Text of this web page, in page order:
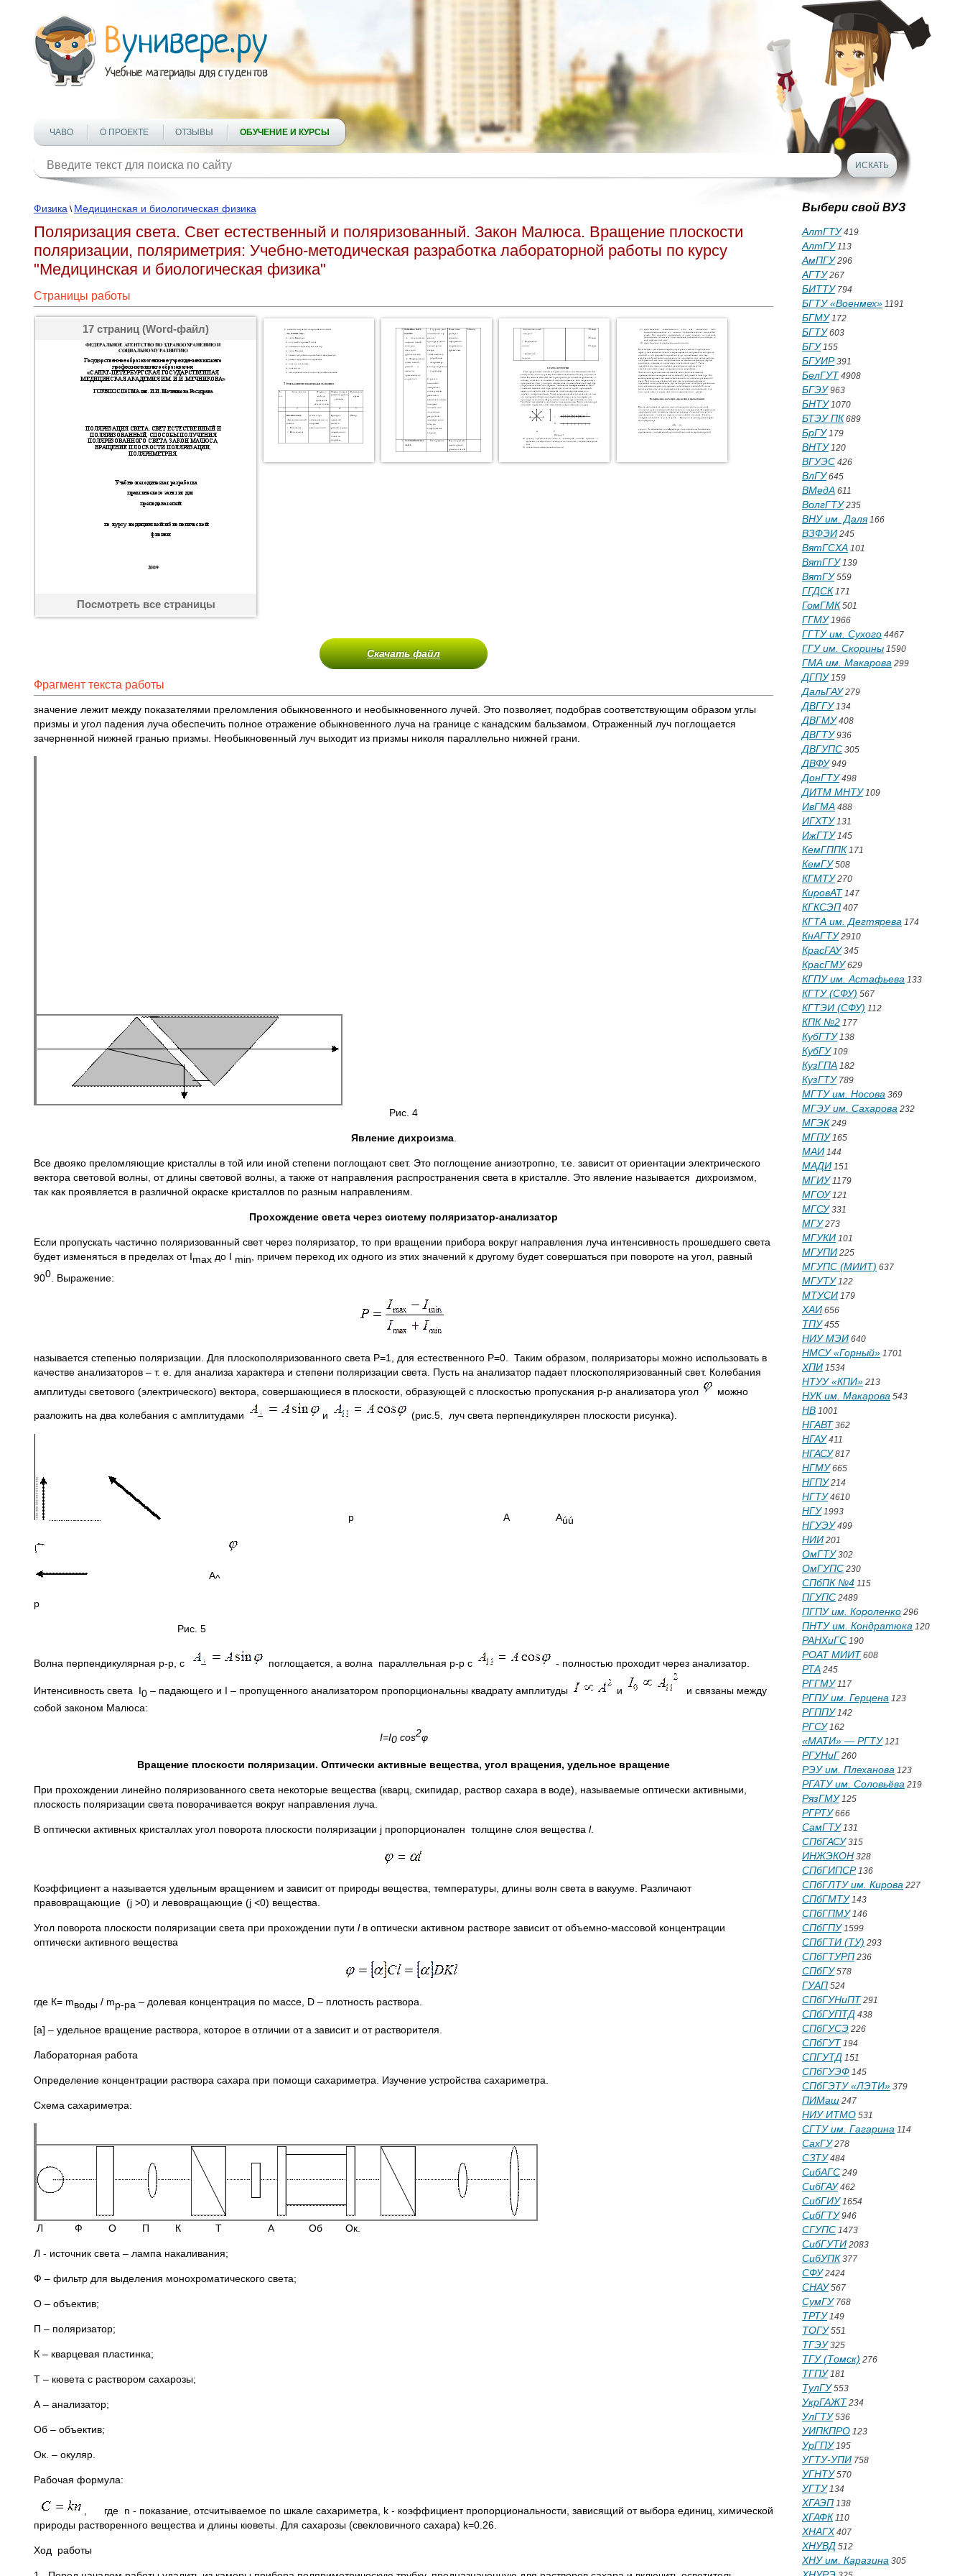
ЧАВО О ПРОЕКТЕ ОТЗЫВЫ ОБУЧЕНИЕ И КУРСЫ
Физика \ Медицинская и биологическая физика
Поляризация света. Свет естественный и поляризованный. Закон Малюса. Вращение плоскости
поляризации, поляриметрия: Учебно-методическая разработка лабораторной работы по курсу
"Медицинская и биологическая физика"
Страницы работы
17 страниц (Word-файл)
Посмотреть все страницы
Скачать файл
Фрагмент текста работы
значение лежит между показателями преломления обыкновенного и необыкновенного лучей. Это позволяет, подобрав соответствующим образом углы
призмы и угол падения луча обеспечить полное отражение обыкновенного луча на границе с канадским бальзамом. Отраженный луч поглощается
зачерненной нижней гранью призмы. Необыкновенный луч выходит из призмы николя параллельно нижней грани.
Рис. 4
Явление дихроизма.
Все двояко преломляющие кристаллы в той или иной степени поглощают свет. Это поглощение анизотропно, т.е. зависит от ориентации электрического
вектора световой волны, от длины световой волны, а также от направления распространения света в кристалле. Это явление называется дихроизмом,
так как проявляется в различной окраске кристаллов по разным направлениям.
Прохождение света через систему поляризатор-анализатор
Если пропускать частично поляризованный свет через поляризатор, то при вращении прибора вокруг направления луча интенсивность прошедшего света
будет изменяться в пределах от Imax до I min , причем переход их одного из этих значений к другому будет совершаться при повороте на угол, равный
900 . Выражение:
называется степенью поляризации. Для плоскополяризованного света Р=1, для естественного Р=0. Таким образом, поляризаторы можно использовать в
качестве анализаторов – т. е. для анализа характера и степени поляризации света. Пусть на анализатор падает плоскополяризованный свет. Колебания
амплитуды светового (электрического) вектора, совершающиеся в плоскости, образующей с плоскостью пропускания р-р анализатора угол
можно
разложить на два колебания с амплитудами и (рис.5, луч света перпендикулярен плоскости рисунка).
р А Аúú
А^
р
Рис. 5
Волна перпендикулярная р-р, с поглощается, а волна параллельная р-р с - полностью проходит через анализатор.
Интенсивность света I0 – падающего и I – пропущенного анализатором пропорциональны квадрату амплитуды и
и связаны между
собой законом Малюса:
I=I0 cos2φ
Вращение плоскости поляризации. Оптически активные вещества, угол вращения, удельное вращение
При прохождении линейно поляризованного света некоторые вещества (кварц, скипидар, раствор сахара в воде), называемые оптически активными,
плоскость поляризации света поворачивается вокруг направления луча.
В оптически активных кристаллах угол поворота плоскости поляризации j пропорционален толщине слоя вещества l.
Коэффициент a называется удельным вращением и зависит от природы вещества, температуры, длины волн света в вакууме. Различают
правовращающие (j >0) и левовращающие (j <0) вещества.
Угол поворота плоскости поляризации света при прохождении пути lв оптически активном растворе зависит от объемно-массовой концентрации
оптически активного вещества
где К= mводы / mр-ра – долевая концентрация по массе, D – плотность раствора.
[a] – удельное вращение раствора, которое в отличии от a зависит и от растворителя.
Лабораторная работа
Определение концентрации раствора сахара при помощи сахариметра. Изучение устройства сахариметра.
Схема сахариметра:
Л Ф О П К Т А Об Ок.
Л - источник света – лампа накаливания;
Ф – фильтр для выделения монохроматического света;
О – объектив;
П – поляризатор;
К – кварцевая пластинка;
Т – кювета с раствором сахарозы;
А – анализатор;
Об – объектив;
Ок. – окуляр.
Рабочая формула:
, где n - показание, отсчитываемое по шкале сахариметра, k - коэффициент пропорциональности, зависящий от выбора единиц, химической
природы растворенного вещества и длины кюветы. Для сахарозы (свекловичного сахара) k=0.26.
Ход работы
Выбери свой ВУЗ
АлтГТУ419
АлтГУ113
АмПГУ296
АГТУ267
БИТТУ794
БГТУ «Военмех» 1191
БГМУ172
БГТУ603
БГУ155
БГУИР391
БелГУТ 4908
БГЭУ963
БНТУ1070
БТЭУ ПК 689
БрГУ179
ВНТУ120
ВГУЭС 426
ВлГУ645
ВМедА 611
ВолгГТУ235
ВНУ им. Даля166
ВЗФЭИ 245
ВятГСХА 101
ВятГГУ139
ВятГУ559
ГГДСК 171
ГомГМК 501
ГГМУ1966
ГГТУ им. Сухого 4467
ГГУ им. Скорины 1590
ГМА им. Макарова 299
ДГПУ159
ДальГАУ279
ДВГГУ134
ДВГМУ408
ДВГТУ936
ДВГУПС 305
ДВФУ949
ДонГТУ498
ДИТМ МНТУ109
ИвГМА 488
ИГХТУ131
ИжГТУ145
КемГППК 171
КемГУ508
КГМТУ270
КировАТ 147
КГКСЭП 407
КГТА им. Дегтярева 174
КнАГТУ2910
КрасГАУ345
КрасГМУ629
КГПУ им. Астафьева 133
КГТУ (СФУ) 567
КГТЭИ (СФУ) 112
КПК №2 177
КубГТУ138
КубГУ109
КузГПА 182
КузГТУ789
МГТУ им. Носова 369
МГЭУ им. Сахарова 232
МГЭК 249
МГПУ165
МАИ 144
МАДИ 151
МГИУ1179
МГОУ121
МГСУ331
МГУ273
МГУКИ 101
МГУПИ 225
МГУПС (МИИТ) 637
МГУТУ122
МТУСИ 179
ХАИ 656
ТПУ455
НИУ МЭИ 640
НМСУ «Горный» 1701
ХПИ 1534
НТУУ «КПИ» 213
НУК им. Макарова 543
НВ 1001
НГАВТ 362
НГАУ411
НГАСУ817
НГМУ665
НГПУ214
НГТУ4610
НГУ1993
НГУЭУ499
НИИ 201
ОмГТУ302
ОмГУПС 230
СПбПК №4 115
ПГУПС 2489
ПГПУ им. Короленко 296
ПНТУ им. Кондратюка 120
РАНХиГС 190
РОАТ МИИТ 608
РТА 245
РГГМУ117
РГПУ им. Герцена 123
РГППУ142
РГСУ162
«МАТИ» — РГТУ121
РГУНиГ 260
РЭУ им. Плеханова 123
РГАТУ им. Соловьёва 219
РязГМУ125
РГРТУ666
СамГТУ131
СПбГАСУ315
ИНЖЭКОН 328
СПбГИПСР136
СПбГЛТУ им. Кирова 227
СПбГМТУ143
СПбГПМУ146
СПбГПУ1599
СПбГТИ (ТУ) 293
СПбГТУРП 236
СПбГУ578
ГУАП 524
СПбГУНиПТ 291
СПбГУПТД 438
СПбГУСЭ 226
СПбГУТ 194
СПГУТД 151
СПбГУЭФ 145
СПбГЭТУ «ЛЭТИ» 379
ПИМаш 247
НИУ ИТМО 531
СГТУ им. Гагарина 114
СахГУ278
СЗТУ484
СибАГС 249
СибГАУ462
СибГИУ1654
СибГТУ946
СГУПС 1473
СибГУТИ 2083
СибУПК 377
СФУ2424
СНАУ567
СумГУ768
ТРТУ149
ТОГУ551
ТГЭУ325
ТГУ (Томск) 276
ТГПУ181
ТулГУ553
УкрГАЖТ 234
УлГТУ536
УИПКПРО 123
УрГПУ195
УГТУ-УПИ 758
УГНТУ570
УГТУ134
ХГАЭП 138
ХГАФК 110
ХНАГХ 407
ХНУВД 512
ХНУ им. Каразина 305